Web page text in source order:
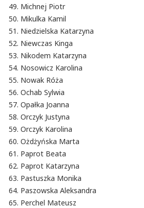
Michnej Piotr
Mikulka Kamil
Niedzielska Katarzyna
Niewczas Kinga
Nikodem Katarzyna
Nosowicz Karolina
Nowak Róża
Ochab Sylwia
Opałka Joanna
Orczyk Justyna
Orczyk Karolina
Ożdżyńska Marta
Paprot Beata
Paprot Katarzyna
Pastuszka Monika
Paszowska Aleksandra
Perchel Mateusz